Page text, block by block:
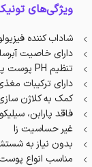
ویژگی‌های
شاداب کننده
دارای خاصیت
تنظیم PH پوست پس از استفاده
دارای ترکیبات
کمک به کلاژن
فاقد پارابن،
غیر حساسیت زا
بدون نیاز به
مناسب انواع